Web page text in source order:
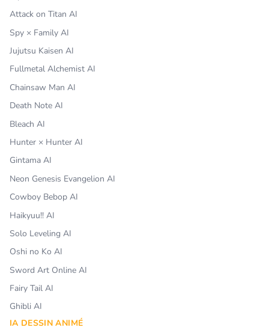
Attack on Titan AI
Spy × Family AI
Jujutsu Kaisen AI
Fullmetal Alchemist AI
Chainsaw Man AI
Death Note AI
Bleach AI
Hunter × Hunter AI
Gintama AI
Neon Genesis Evangelion AI
Cowboy Bebop AI
Haikyuu!! AI
Solo Leveling AI
Oshi no Ko AI
Sword Art Online AI
Fairy Tail AI
Ghibli AI
IA DESSIN ANIMÉ